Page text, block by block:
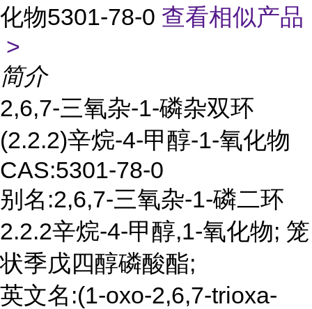
化物5301-78-0 查看相似产品
>
简介
2,6,7-三氧杂-1-磷杂双环
(2.2.2)辛烷-4-甲醇-1-氧化物
CAS:5301-78-0
别名:2,6,7-三氧杂-1-磷二环
2.2.2辛烷-4-甲醇,1-氧化物; 笼
状季戊四醇磷酸酯;
英文名:(1-oxo-2,6,7-trioxa-